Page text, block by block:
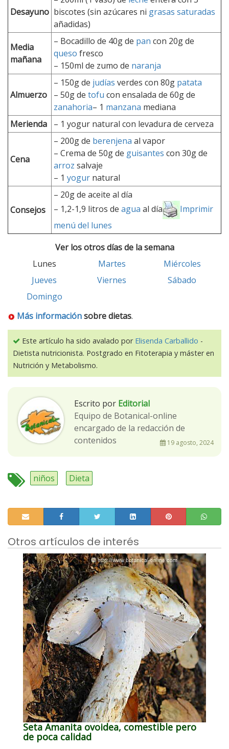
Desayuno biscotes (sin azúcares ni grasas saturadas
añadidas)
Media
mañana
– Bocadillo de 40g de pan con 20g de
queso fresco
– 150ml de zumo de naranja
Almuerzo
– 150g de judías verdes con 80g patata
– 50g de tofu con ensalada de 60g de
zanahoria– 1 manzana mediana
Merienda
– 1 yogur natural con levadura de cerveza
Cena
– 200g de berenjena al vapor
– Crema de 50g de guisantes con 30g de
arroz salvaje
– 1 yogur natural
Consejos
– 20g de aceite al día
– 1,2-1,9 litros de agua al día
Imprimir
menú del lunes
Ver los otros días de la semana
Lunes
Martes
Miércoles
Jueves
Viernes
Sábado
Domingo
Más informaciónsobre dietas.
Este artículo ha sido avalado por Elisenda Carballido -
Dietista nutricionista. Postgrado en Fitoterapia y máster en
Nutrición y Metabolismo.
Escrito por Editorial
Equipo de Botanical-online
encargado de la redacción de
contenidos
19 agosto, 2024
niños Dieta
Otros artículos de interés
Seta Amanita ovoidea, comestible pero
de poca calidad